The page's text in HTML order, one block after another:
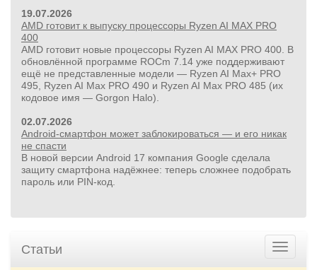
19.07.2026
AMD готовит к выпуску процессоры Ryzen AI MAX PRO
400
AMD готовит новые процессоры Ryzen AI MAX PRO 400. В
обновлённой программе ROCm 7.14 уже поддерживают
ещё не представленные модели — Ryzen AI Max+ PRO
495, Ryzen AI Max PRO 490 и Ryzen AI Max PRO 485 (их
кодовое имя — Gorgon Halo).
02.07.2026
Android-смартфон может заблокироваться — и его никак
не спасти
В новой версии Android 17 компания Google сделала
защиту смартфона надёжнее: теперь сложнее подобрать
пароль или PIN‑код.
Статьи